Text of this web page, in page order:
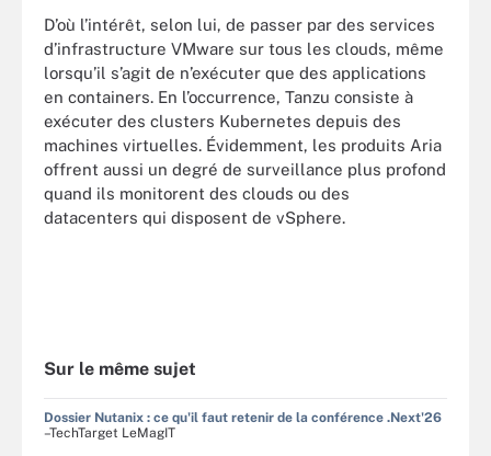
D’où l’intérêt, selon lui, de passer par des services
d’infrastructure VMware sur tous les clouds, même
lorsqu’il s’agit de n’exécuter que des applications
en containers. En l’occurrence, Tanzu consiste à
exécuter des clusters Kubernetes depuis des
machines virtuelles. Évidemment, les produits Aria
offrent aussi un degré de surveillance plus profond
quand ils monitorent des clouds ou des
datacenters qui disposent de vSphere.
Sur le même sujet
Dossier Nutanix : ce qu'il faut retenir de la conférence .Next'26
–TechTarget LeMagIT